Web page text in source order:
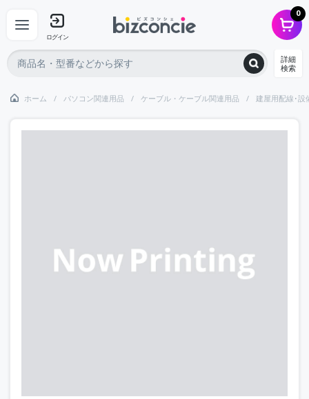
ログイン
0
詳細
検索
ホーム パソコン関連用品 ケーブル・ケーブル関連用品 建屋用配線･設